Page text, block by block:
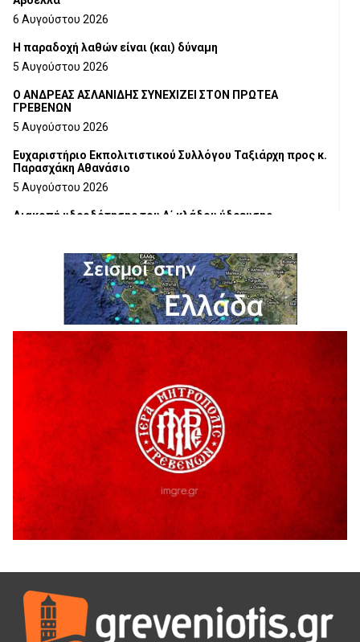
6 Αυγούστου 2026
H παραδοχή λαθών είναι (και) δύναμη
5 Αυγούστου 2026
Ο ΑΝΔΡΕΑΣ ΑΣΛΑΝΙΔΗΣ ΣΥΝΕΧΙΖΕΙ ΣΤΟΝ ΠΡΩΤΕΑ
ΓΡΕΒΕΝΩΝ
5 Αυγούστου 2026
Ευχαριστήριο Εκπολιτιστικού Συλλόγου Ταξιάρχη προς κ.
Παρασχάκη Αθανάσιο
5 Αυγούστου 2026
Διακοπή υδροδότησης του Α΄ κλάδου ύδρευσης
Η Marseaux στα Γρεβενά για μια μοναδική συναυλία
5 Αυγούστου 2026
Θερινό Σινεμά στο πλαίσιο του «Πολιτιστικού
Καλοκαιριού 2026» με την βραβευμένη ταινία «Μικρές
Ανάσες».
5 Αυγούστου 2026
Γρεβενά: Συνελήφθη 18χρονος αλλοδαπός, για κλοπή
εξοπλισμού γυμναστηρίου
ΑΗ ΛΑΟΣ | 5 Αυγούστου | Υπαίθριο Θέατρο “Καστράκι”,
41η Γιορτή Κρασιού στο Τρίκωμο – «Γιορτή Παράδοσης»
5 Αυγούστου 2026
ΕΥΧΑΡΙΣΤΙΕΣ Φυσιολατρικού Συλλόγου Γρεβενών
4 Αυγούστου 2026